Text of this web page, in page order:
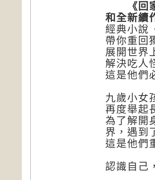
《回家
和全新續
經典小說
帶你重回
展開世
解決吃人
這是他們
九歲小女
再度舉起
為了解開
界，遇
這是他們
認識自己